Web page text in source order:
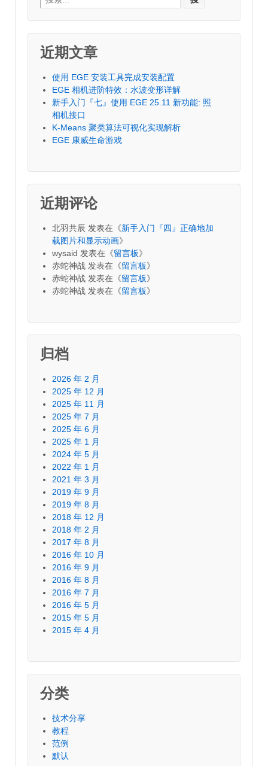
for:
近期文章
使用 EGE 安装工具完成安装配置
EGE 相机进阶特效：水波变形详解
新手入门『七』使用 EGE 25.11 新功能: 照
相机接口
K-Means 聚类算法可视化实现解析
EGE 康威生命游戏
近期评论
北羽共辰 发表在《新手入门『四』正确地加
载图片和显示动画》
wysaid 发表在《留言板》
赤蛇神战 发表在《留言板》
赤蛇神战 发表在《留言板》
赤蛇神战 发表在《留言板》
归档
2026 年 2 月
2025 年 12 月
2025 年 11 月
2025 年 7 月
2025 年 6 月
2025 年 1 月
2024 年 5 月
2022 年 1 月
2021 年 3 月
2019 年 9 月
2019 年 8 月
2018 年 12 月
2018 年 2 月
2017 年 8 月
2016 年 10 月
2016 年 9 月
2016 年 8 月
2016 年 7 月
2016 年 5 月
2015 年 5 月
2015 年 4 月
分类
技术分享
教程
范例
默认